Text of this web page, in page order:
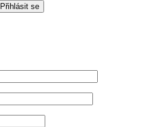
Přihlásit se